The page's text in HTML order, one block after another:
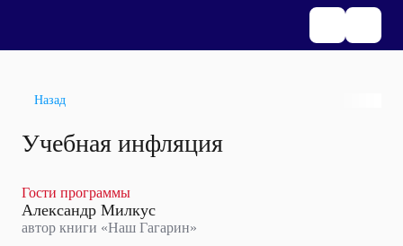
Назад
Учебная инфляция
Гости программы
Александр Милкус
автор книги «Наш Гагарин»